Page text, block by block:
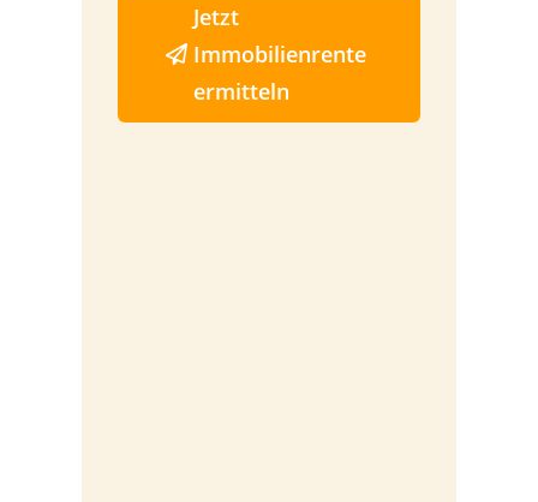
Jetzt
Immobilienrente
ermitteln